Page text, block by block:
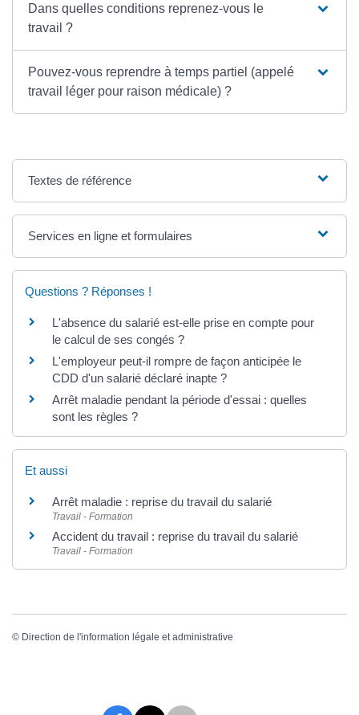
Dans quelles conditions reprenez-vous le
travail ?
Pouvez-vous reprendre à temps partiel (appelé
travail léger pour raison médicale) ?
Textes de référence
Services en ligne et formulaires
Questions ? Réponses !
L'absence du salarié est-elle prise en compte pour
le calcul de ses congés ?
L'employeur peut-il rompre de façon anticipée le
CDD d'un salarié déclaré inapte ?
Arrêt maladie pendant la période d'essai : quelles
sont les règles ?
Et aussi
Arrêt maladie : reprise du travail du salarié
Travail - Formation
Accident du travail : reprise du travail du salarié
Travail - Formation
© Direction de l'information légale et administrative